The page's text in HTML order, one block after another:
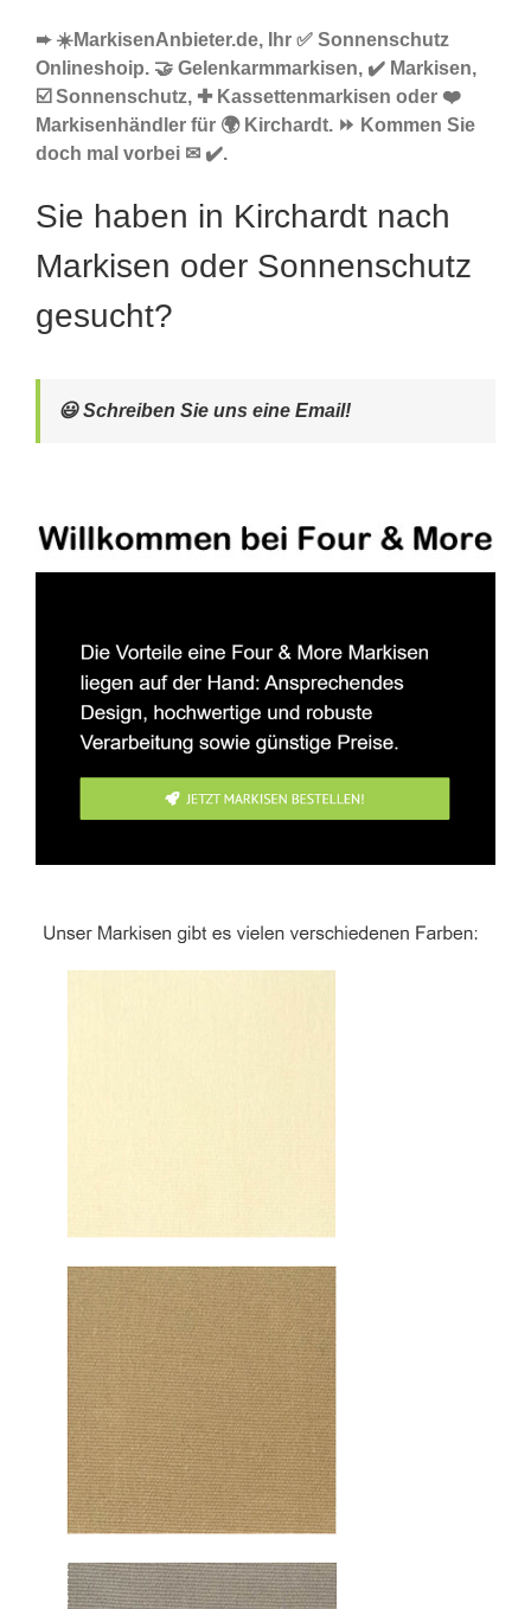
➨ ☀️MarkisenAnbieter.de, Ihr ✅ Sonnenschutz
Onlineshoip. 🤝 Gelenkarmmarkisen, ✔️ Markisen,
☑️ Sonnenschutz, ✚ Kassettenmarkisen oder ❤️
Markisenhändler für 🌍 Kirchardt. ⏩ Kommen Sie
doch mal vorbei ✉ ✔️.
Sie haben in Kirchardt nach
Markisen oder Sonnenschutz
gesucht?
😃 Schreiben Sie uns eine Email!